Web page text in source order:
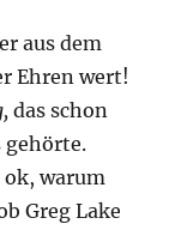
aus dem
Ehren wert!
das schon
gehörte.
warum
Greg Lake